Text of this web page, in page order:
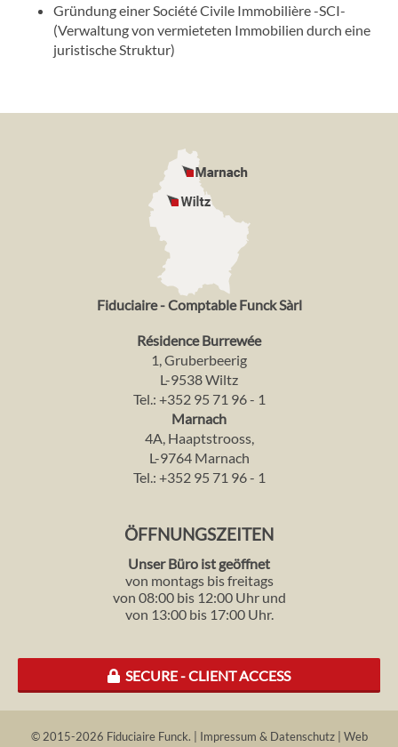
Gründung einer Société Civile Immobilière -SCI-
(Verwaltung von vermieteten Immobilien durch eine
juristische Struktur)
Fiduciaire - Comptable Funck Sàrl
Résidence Burrewée
1, Gruberbeerig
L-9538 Wiltz
Tel.: +352 95 71 96 - 1
Marnach
4A, Haaptstrooss,
L-9764 Marnach
Tel.: +352 95 71 96 - 1
ÖFFNUNGSZEITEN
Unser Büro ist geöffnet
von montags bis freitags
von 08:00 bis 12:00 Uhr und
von 13:00 bis 17:00 Uhr.
SECURE - CLIENT ACCESS
© 2015-2026 Fiduciaire Funck. Impressum & Datenschutz| Web